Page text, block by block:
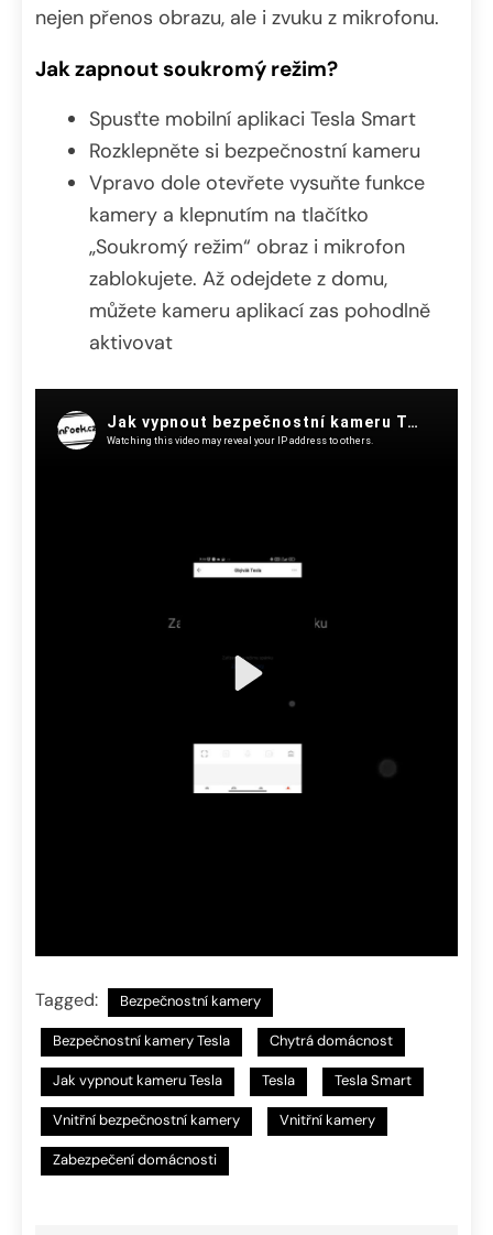
nejen přenos obrazu, ale i zvuku z mikrofonu.
Jak zapnout soukromý režim?
Spusťte mobilní aplikaci Tesla Smart
Rozklepněte si bezpečnostní kameru
Vpravo dole otevřete vysuňte funkce
kamery a klepnutím na tlačítko
„Soukromý režim“ obraz i mikrofon
zablokujete. Až odejdete z domu,
můžete kameru aplikací zas pohodlně
aktivovat
Tagged: Bezpečnostní kamery
Bezpečnostní kamery Tesla Chytrá domácnost
Jak vypnout kameru Tesla Tesla Tesla Smart
Vnitřní bezpečnostní kamery Vnitřní kamery
Zabezpečení domácnosti